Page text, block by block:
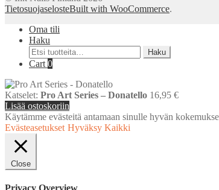
TietosuojaselosteBuilt with WooCommerce.
Oma tili
Haku
Etsi:
Haku
Cart 0
Katselet: Pro Art Series – Donatello 16,95 €
Lisää ostoskoriin
Käytämme evästeitä antamaan sinulle hyvän
Evästeasetukset Hyväksy Kaikki
Close
Privacy Overview